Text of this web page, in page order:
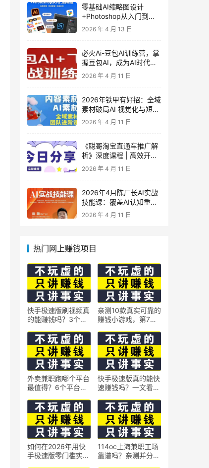
零基础AI缩略图设计
+Photoshop从入门到精
通 全套教程（含形象照拍
2026 年 4 月 13 日
必火Ai-豆包AI训练营，掌
握豆包AI，成为AI时代的
全能型人才
2026 年 4 月 11 日
2026年铁甲有好招：全域
素材破局AI 视觉化与短剧
营销实战指南——高效增
策略
2026 年 4 月 11 日
《聪哥淘宝直通车推广解
析》深度课程 | 高效开
车、极速投产系统实操课
2026 年 4 月 11 日
2026年4月陈厂长AI实战
技能课：覆盖AI认知重
构、智能体与大模型解
2026 年 4 月 11 日
热门网上赚钱项目
快手极速版刷视频真
的能赚钱吗？3个隐
亲测10款真实可靠的
赚钱小游戏，第7款
外卖兼职跑哪个平台
最值得？6个平台实
快手极速版真的能快
速赚钱吗？一文看懂
如何在2026年用快
手极速版零门槛实现
114oc上海兼职工场
靠谱吗？亲测并分享